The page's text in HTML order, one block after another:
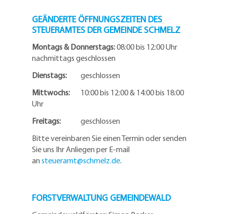
GEÄNDERTE ÖFFNUNGSZEITEN DES
STEUERAMTES DER GEMEINDE SCHMELZ
Montags & Donnerstags:08:00 bis 12:00 Uhr
nachmittags geschlossen
Dienstags:
geschlossen
Mittwochs:
10:00 bis 12:00 & 14:00 bis 18:00
Uhr
Freitags:
geschlossen
Bitte vereinbaren Sie einen Termin oder senden
Sie uns Ihr Anliegen per E-mail
an steueramt@schmelz.de.
FORSTVERWALTUNG GEMEINDEWALD